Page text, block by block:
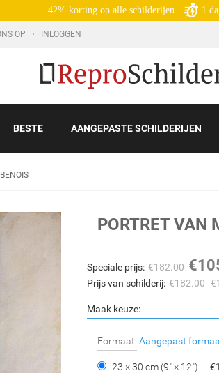
42% korting op alle schilderijen 1
OP INLOGGEN
BESTE AANGEPASTE SCHILDERIJEN
PORTRET VAN
Speciale prijs: €182.00 €
Prijs van schilderij: €182.00 €
Maak keuze:
Formaat: Aangepast
23 × 30 cm (9" × 12") — €